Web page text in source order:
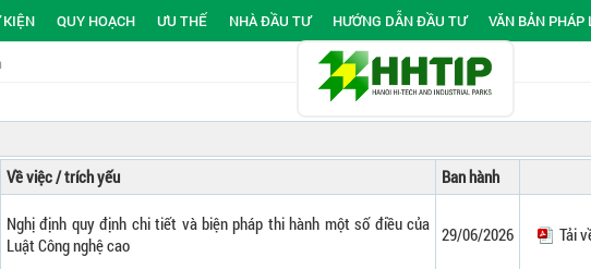
KIỆN QUY HOẠCH ƯU THẾ NHÀ ĐẦU TƯ HƯỚNG DẪN ĐẦU TƯ VĂN BẢN PHÁP
Về việc / trích yếu Ban hành
Nghị định quy định chi tiết và biện pháp thi hành một số điều của
Luật Công nghệ cao
29/06/2026 Tải